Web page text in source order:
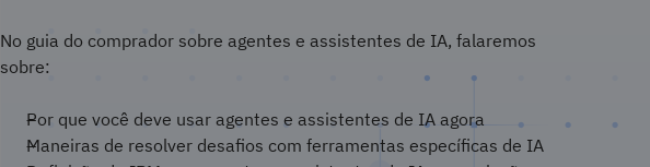
No guia do comprador sobre agentes e assistentes de IA, falaremos
sobre:
Por que você deve usar agentes e assistentes de IA agora
Maneiras de resolver desafios com ferramentas específicas de IA